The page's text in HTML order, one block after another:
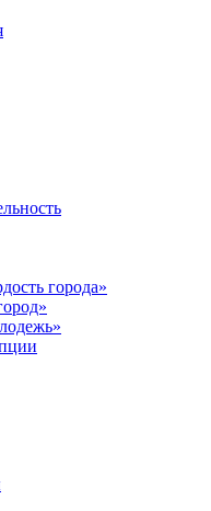
города»